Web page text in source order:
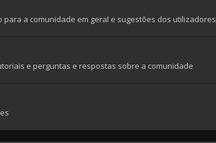
para a comunidade em geral e sugestões dos utilizadores
e perguntas e respostas sobre a comunidade